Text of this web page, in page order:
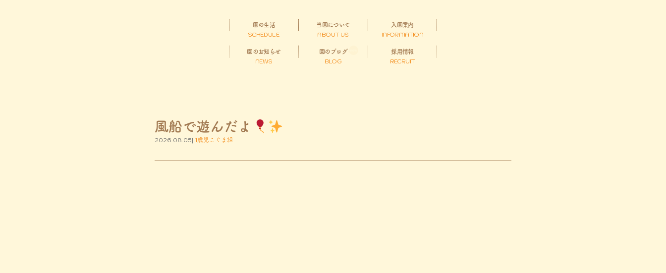
園の生活
SCHEDULE
当園について
ABOUT US
入園案内
INFORMATION
園のお知らせ
NEWS
園のブログ
BLOG
採用情報
RECRUIT
風船で遊んだよ
2026.08.05| 1歳児こぐま組